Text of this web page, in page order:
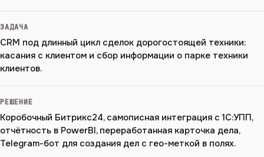
ЗАДАЧА
CRM под длинный цикл сделок дорогостоящей техники:
касания с клиентом и сбор информации о парке техники
клиентов.
РЕШЕНИЕ
Коробочный Битрикс24, самописная интеграция с 1С:УПП,
отчётность в PowerBI, переработанная карточка дела,
Telegram-бот для создания дел с гео-меткой в полях.